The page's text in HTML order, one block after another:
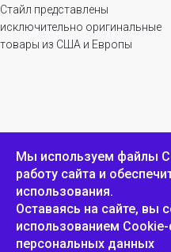
Стайл представлены
исключительно оригинальные
товары из США и Европы
ИНФОРМАЦИЯ
Положение о
конфиденциальности и
защите персональных
данных
Мы используем файлы
работу сайта и
использования.
Оставаясь на сайте, вы
использованием
персональных данных